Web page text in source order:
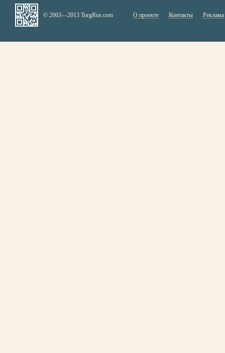
© 2003—2013 TorgRus.com О проекте Контакты Реклама